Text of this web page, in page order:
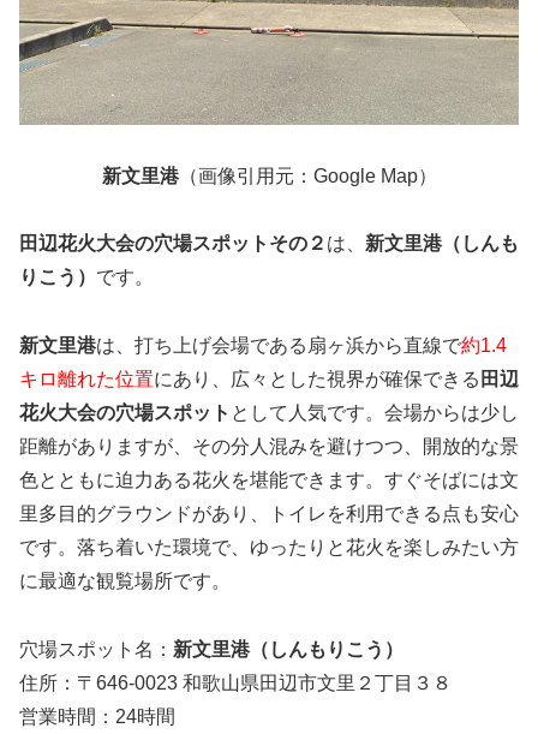
新文里港（画像引用元：Google Map）
田辺花火大会の穴場スポットその２ は、 新文里港（しんも
りこう） です。
新文里港は、打ち上げ会場である扇ヶ浜から直線で約1.4
キロ離れた位置にあり、広々とした視界が確保できる 田辺
花火大会の穴場スポット として人気です。会場からは少し
距離がありますが、その分人混みを避けつつ、開放的な景
色とともに迫力ある花火を堪能できます。すぐそばには文
里多目的グラウンドがあり、トイレを利用できる点も安心
です。落ち着いた環境で、ゆったりと花火を楽しみたい方
に最適な観覧場所です。
穴場スポット名： 新文里港（しんもりこう）
住所：〒646-0023 和歌山県田辺市文里２丁目３８
営業時間：24時間